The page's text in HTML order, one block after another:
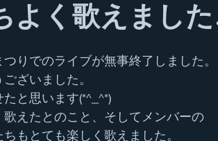
よく歌えました
りでのライブが無事終了しました。
ざいました。
と思います(*^_^*)
えたとのこと、そしてメンバーの
もとても楽しく歌えました。